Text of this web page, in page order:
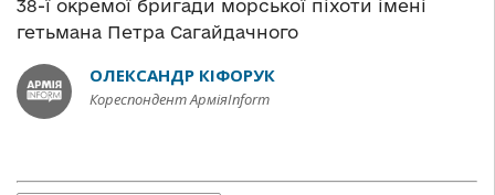
38-ї окремої бригади морської піхоти імені
гетьмана Петра Сагайдачного
ОЛЕКСАНДР КІФОРУК
Кореспондент АрміяInform